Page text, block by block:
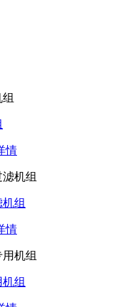
情
组
情
组